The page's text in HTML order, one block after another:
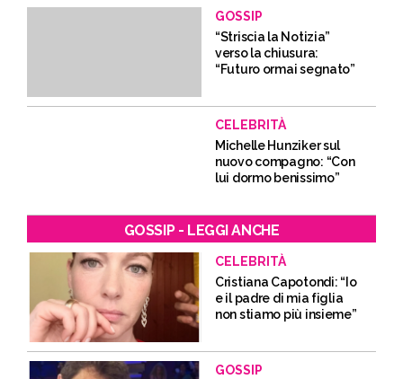
GOSSIP
“Striscia la Notizia”
verso la chiusura:
“Futuro ormai segnato”
CELEBRITÀ
Michelle Hunziker sul
nuovo compagno: “Con
lui dormo benissimo”
GOSSIP - LEGGI ANCHE
CELEBRITÀ
Cristiana Capotondi: “Io
e il padre di mia figlia
non stiamo più insieme”
GOSSIP